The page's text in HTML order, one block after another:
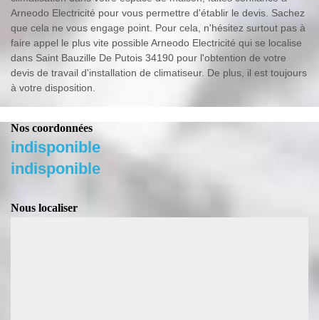
Arneodo Electricité pour vous permettre d'établir le devis. Sachez
que cela ne vous engage point. Pour cela, n'hésitez surtout pas à
faire appel le plus vite possible Arneodo Electricité qui se localise
dans Saint Bauzille De Putois 34190 pour l'obtention de votre
devis de travail d'installation de climatiseur. De plus, il est toujours
à votre disposition.
Nos coordonnées
indisponible
indisponible
Nous localiser